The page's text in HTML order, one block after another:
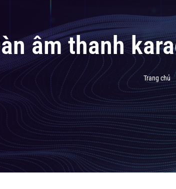
âm thanh
Trang chủ